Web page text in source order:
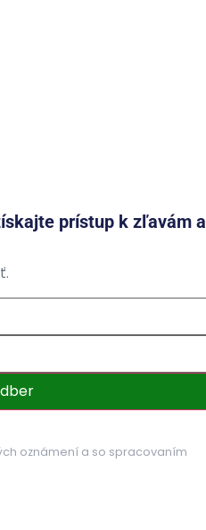
prístup k zľavám a
oznámení a so spracovaním